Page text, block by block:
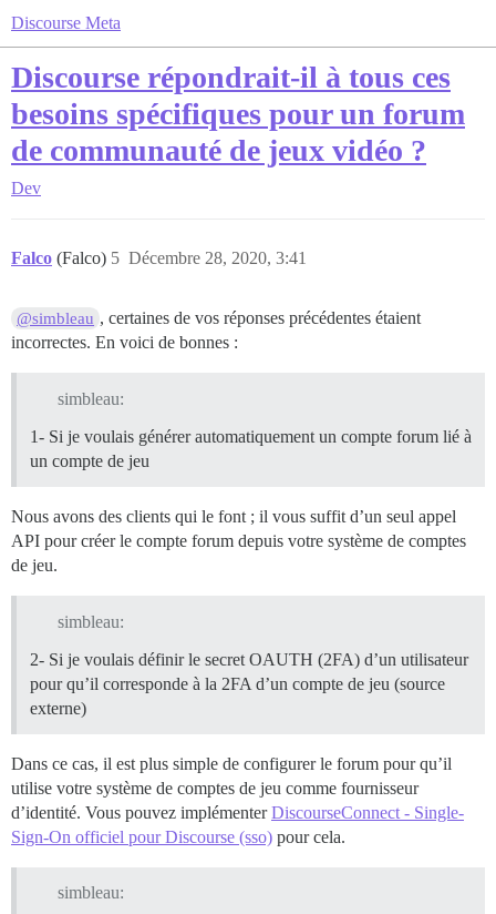
Discourse Meta
Discourse répondrait-il à tous ces
besoins spécifiques pour un forum
de communauté de jeux vidéo ?
Dev
Falco (Falco) Décembre 28, 2020, 3:41
5
@simbleau , certaines de vos réponses précédentes étaient
incorrectes. En voici de bonnes :
simbleau:
1- Si je voulais générer automatiquement un compte forum lié à
un compte de jeu
Nous avons des clients qui le font ; il vous suffit d’un seul appel
API pour créer le compte forum depuis votre système de comptes
de jeu.
simbleau:
2- Si je voulais définir le secret OAUTH (2FA) d’un utilisateur
pour qu’il corresponde à la 2FA d’un compte de jeu (source
externe)
Dans ce cas, il est plus simple de configurer le forum pour qu’il
utilise votre système de comptes de jeu comme fournisseur
d’identité. Vous pouvez implémenterDiscourseConnect - Single-
Sign-On officiel pour Discourse (sso) pour cela.
simbleau: